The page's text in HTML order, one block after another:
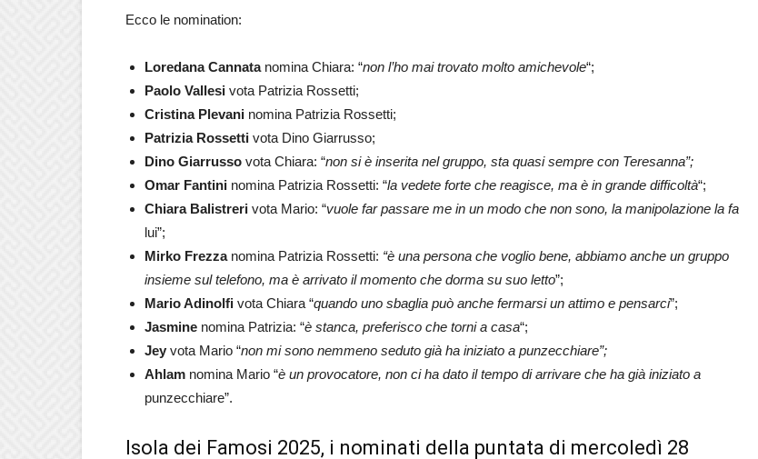
Ecco le nomination:
Loredana Cannatanomina Chiara: “non l’ho mai trovato molto amichevole“;
Paolo Vallesi vota Patrizia Rossetti;
Cristina Plevani nomina Patrizia Rossetti;
Patrizia Rossetti vota Dino Giarrusso;
Dino Giarrusso vota Chiara: “non si è inserita nel gruppo, sta quasi sempre con Teresanna”;
Omar Fantini nomina Patrizia Rossetti: “la vedete forte che reagisce, ma è in grande difficoltà“;
Chiara Balistreri vota Mario: “vuole far passare me in un modo che non sono, la manipolazione la fa
lui”;
Mirko Frezzanomina Patrizia Rossetti: “è una persona che voglio bene, abbiamo anche un gruppo
insieme sul telefono, ma è arrivato il momento che dorma su suo letto”;
Mario Adinolfi vota Chiara “quando uno sbaglia può anche fermarsi un attimo e pensarci”;
Jasmine nomina Patrizia: “è stanca, preferisco che torni a casa“;
Jey vota Mario “non mi sono nemmeno seduto già ha iniziato a punzecchiare”;
Ahlam nomina Mario “è un provocatore, non ci ha dato il tempo di arrivare che ha già iniziato a
punzecchiare”.
Isola dei Famosi 2025, i nominati della puntata di mercoledì 28